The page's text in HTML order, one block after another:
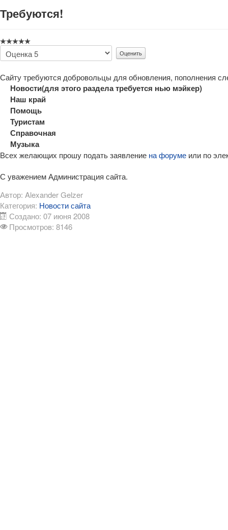
Требуются!
Пожалуйста,
оцените
Сайту требуются добровольцы для обновления, пополнения
Новости(для этого раздела требуется нью мэйкер)
Наш край
Помощь
Туристам
Справочная
Музыка
Всех желающих прошу подать заявление на форуме или по
С уважением Администрация сайта.
Автор: Alexander Gelzer
Категория: Новости сайта
Создано: 07 июня 2008
Просмотров: 8146